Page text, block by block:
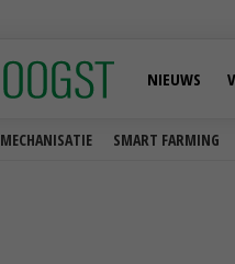
MECHANISATIE SMART FARMING
NIEUWS